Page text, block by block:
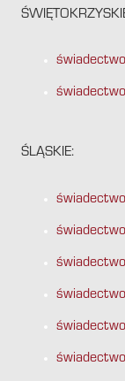
ŚLĄSKIE: